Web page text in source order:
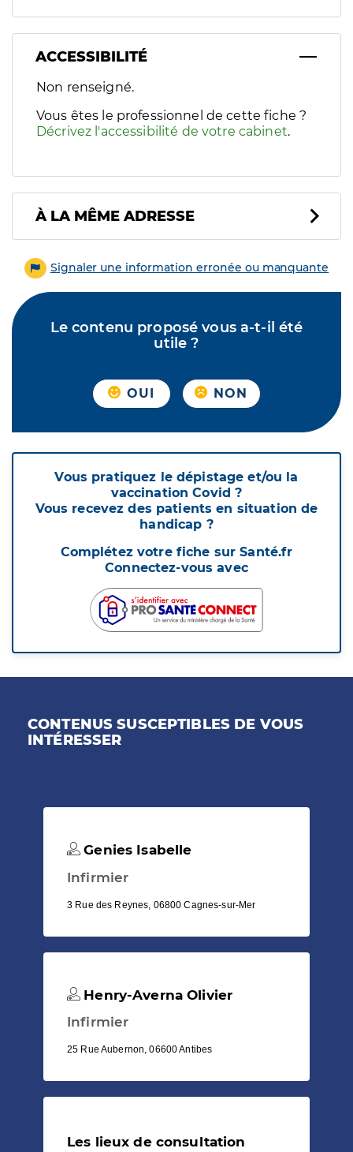
ACCESSIBILITÉ
Filtres
Sélectionnez un ou plusieurs handicaps/besoins
Non renseigné.
Vous êtes le professionnel de cette fiche ?
Décrivez l'accessibilité de votre cabinet.
À LA MÊME ADRESSE
Signaler une information erronée ou manquante
Le contenu proposé vous a-t-il été
utile ?
OUI NON
Vous pratiquez le dépistage et/ou la
vaccination Covid ?
Vous recevez des patients en situation de
handicap ?
Complétez votre fiche sur Santé.fr
Connectez-vous avec
CONTENUS SUSCEPTIBLES DE VOUS
INTÉRESSER
Genies Isabelle
Infirmier
3 Rue des Reynes, 06800 Cagnes-sur-Mer
Henry-Averna Olivier
Infirmier
25 Rue Aubernon, 06600 Antibes
Les lieux de consultation